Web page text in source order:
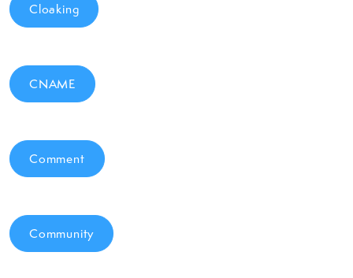
Cloaking
CNAME
Comment
Community